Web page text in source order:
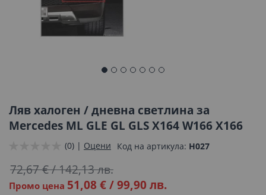
началото
на
галерия
Ляв халоген / дневна светлина за
Mercedes ML GLE GL GLS X164 W166 X166
(0) | Оцени Код на артикула H027
Промо цена 51,08 €/99,90 лв.
72,67 €/142,13 лв.